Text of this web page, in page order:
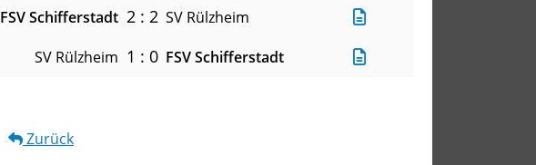
FSV Schifferstadt 2 : 2 SV Rülzheim
SV Rülzheim 1 : 0 FSV Schifferstadt
Zurück